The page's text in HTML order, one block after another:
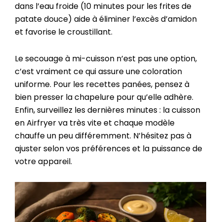
dans l’eau froide (10 minutes pour les frites de
patate douce) aide à éliminer l’excès d’amidon
et favorise le croustillant.
Le secouage à mi-cuisson n’est pas une option,
c’est vraiment ce qui assure une coloration
uniforme. Pour les recettes panées, pensez à
bien presser la chapelure pour qu’elle adhère.
Enfin, surveillez les dernières minutes : la cuisson
en Airfryer va très vite et chaque modèle
chauffe un peu différemment. N’hésitez pas à
ajuster selon vos préférences et la puissance de
votre appareil.